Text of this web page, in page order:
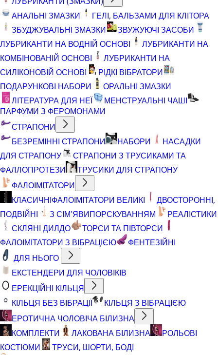
АНАЛЬНІ ЗМАЗКИ
ГЕЛІ, БАЛЬЗАМИ ДЛЯ КЛІТОРА
ЗБУДЖУВАЛЬНІ ЗМАЗКИ
ЗВУЖУЮЧІ ЗАСОБИ
ЛУБРИКАНТИ НА ВОДНІЙ ОСНОВІ
ЛУБРИКАНТИ НА
КОМБІНОВАНІЙ ОСНОВІ
ЛУБРИКАНТИ НА
СИЛІКОНОВІЙ ОСНОВІ
РІДКІ ВІБРАТОРИ
ПОДАРУНКОВІ НАБОРИ
ОРАЛЬНІ ЗМАЗКИ
ЛІТЕРАТУРА ДЛЯ НЕЇ
МЕНСТРУАЛЬНІ ЧАШІ
ПАРФУМИ З ФЕРОМОНАМИ
СТРАПОНИ
БЕЗРЕМІННІ СТРАПОНИ
НАБОРИ
НАСАДКИ
ДЛЯ СТРАПОНУ
СТРАПОНИ З ТРУСИКАМИ ТА
ФАЛЛОПРОТЕЗИ
ТРУСИКИ ДЛЯ СТРАПОНУ
ФАЛОІМІТАТОРИ
КЛАСИЧНІФАЛОІМІТАТОРИ ВЕЛИКІ
ДВОСТОРОННІ,
ПОДВІЙНІ
З СІМ'ЯВИПОРСКУВАННЯМ
РЕАЛІСТИКИ
СКЛЯНІ ДИЛДО
ТОРСИ ТА ПІВТОРСИ
ФАЛОІМІТАТОРИ З ВІБРАЦІЄЮ
ФЕНТЕЗІЙНІ
ДЛЯ НЬОГО
ЕКСТЕНДЕРИ ДЛЯ ЧОЛОВІКІВ
ЕРЕКЦІЙНІ КІЛЬЦЯ
КІЛЬЦЯ БЕЗ ВІБРАЦІЇ
КІЛЬЦЯ З ВІБРАЦІЄЮ
ЕРОТИЧНА ЧОЛОВІЧА БІЛИЗНА
КОМПЛЕКТИ
ЛАКОВАНА БІЛИЗНА
РОЛЬОВІ
КОСТЮМИ
ТРУСИ, ШОРТИ, БОДІ